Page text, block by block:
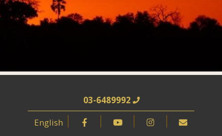
03-6489992
English